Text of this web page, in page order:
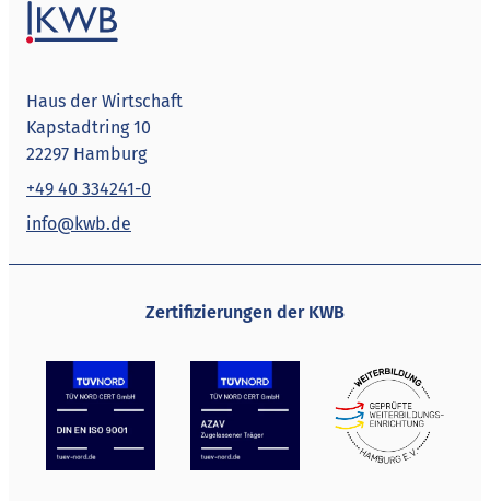
Haus der Wirtschaft
Kapstadtring 10
22297 Hamburg
+49 40 334241-0
info@kwb.de
Zertifizierungen der KWB